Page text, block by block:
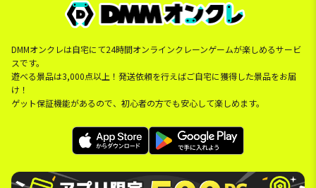
DMMオンクレは自宅にて24時間オンラインクレーンゲームが楽しめるサービ
スです。
遊べる景品は3,000点以上！発送依頼を行えばご自宅に獲得した景品をお届
け！
ゲット保証機能があるので、初心者の方でも安心して楽しめます。